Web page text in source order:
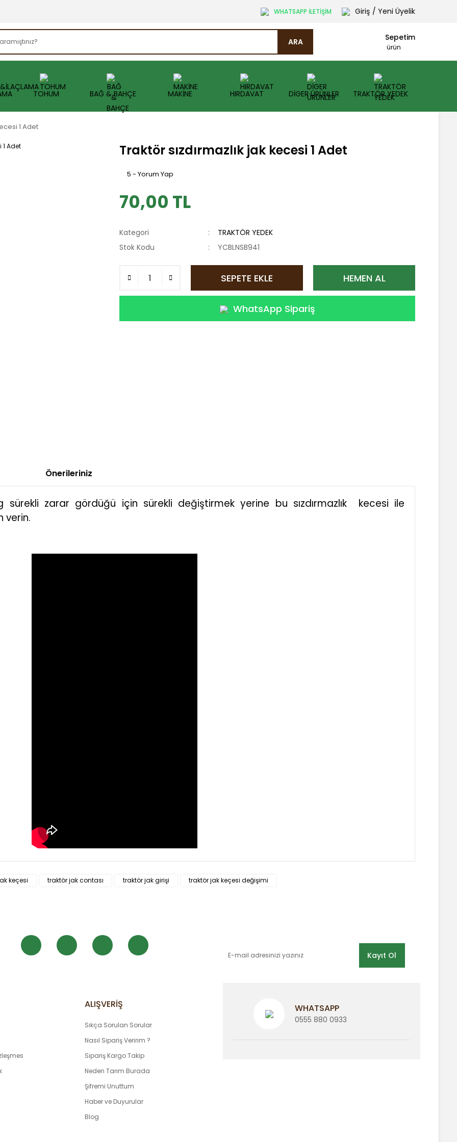
WHATSAPP İLETİŞİM Giriş / Yeni Üyelik
ARA Sepetim
ürün
TOHUM BAĞ & BAHÇE MAKİNE HIRDAVAT DİGER ÜRÜNLER TRAKTÖR YEDEK
1 Adet
Traktör sızdırmazlık jak kecesi 1 Adet
5 - Yorum Yap
70,00 TL
Kategori
TRAKTÖR YEDEK
Stok Kodu
YCBLNSB941
SEPETE EKLE HEMEN AL
WhatsApp Sipariş
Önerileriniz
sürekli zarar gördüğü için sürekli değiştirmek yerine bu sızdırmazlık kecesi ile
verin.
konularda yetersiz gördüğünüz noktaları öneri formunu kullanarak tarafımıza iletebilirsiniz.
keçesi traktör jak contası traktör jak girişi traktör jak keçesi değişimi
Kayıt Ol
ALIŞVERİŞ
Sıkça Sorulan Sorular
Nasıl Sipariş Veririm ?
Sipariş Kargo Takip
Neden Tarım Burada
Şifremi Unuttum
Haber ve Duyurular
Blog
WHATSAPP
0555 880 0933